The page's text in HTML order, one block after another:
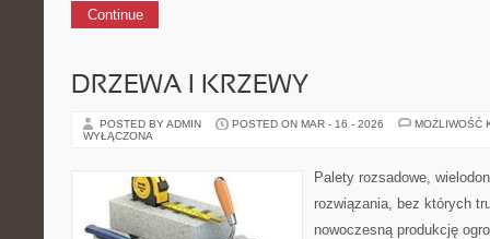
Continue
DRZEWA I KRZEWY
POSTED BY ADMIN POSTED ON MAR - 16 - 2026
MOŻLIWOŚĆ
WYŁĄCZONA
Palety rozsadowe,
rozwiązania, bez których
nowoczesną produkcję